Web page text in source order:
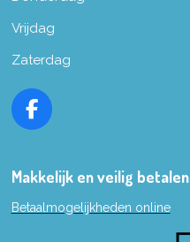
Vrijdag
Zaterdag
F
e
o
Makkelijk en veilig betalen
Betaalmogelijkheden online